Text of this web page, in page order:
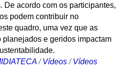
De acordo com os participantes,
podem contribuir no
quadro, uma vez que as
planejados e geridos impactam
/Vídeos /Vídeos